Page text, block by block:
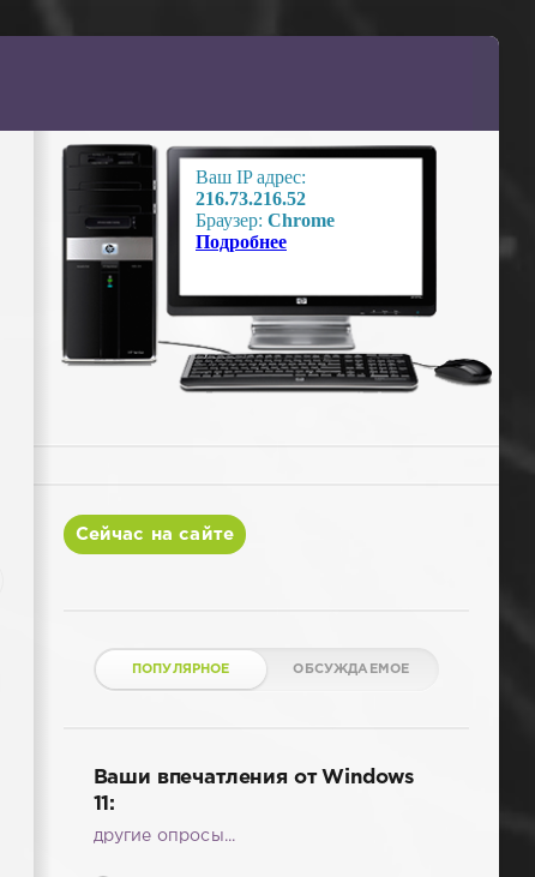
Сейчас на сайте
ПОПУЛЯРНОЕ ОБСУЖДАЕМОЕ
Ваши впечатления от Windows
11:
другие опросы...